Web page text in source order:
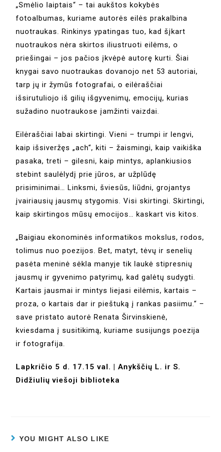
„Smėlio laiptais“ – tai aukštos kokybės
fotoalbumas, kuriame autorės eilės prakalbina
nuotraukas. Rinkinys ypatingas tuo, kad šįkart
nuotraukos nėra skirtos iliustruoti eilėms, o
priešingai – jos pačios įkvėpė autorę kurti. Šiai
knygai savo nuotraukas dovanojo net 53 autoriai,
tarp jų ir žymūs fotografai, o eilėraščiai
išsirutuliojo iš gilių išgyvenimų, emocijų, kurias
sužadino nuotraukose įamžinti vaizdai.
Eilėraščiai labai skirtingi. Vieni – trumpi ir lengvi,
kaip išsiveržęs „ach“, kiti – žaismingi, kaip vaikiška
pasaka, treti – gilesni, kaip mintys, aplankiusios
stebint saulėlydį prie jūros, ar užplūdę
prisiminimai… Linksmi, šviesūs, liūdni, grojantys
įvairiausių jausmų stygomis. Visi skirtingi. Skirtingi,
kaip skirtingos mūsų emocijos… kaskart vis kitos.
„Baigiau ekonominės informatikos mokslus, rodos,
tolimus nuo poezijos. Bet, matyt, tėvų ir senelių
pasėta meninė sėkla manyje tik laukė stipresnių
jausmų ir gyvenimo patyrimų, kad galėtų sudygti.
Kartais jausmai ir mintys liejasi eilėmis, kartais –
proza, o kartais dar ir pieštuką į rankas pasiimu.“ –
save pristato autorė Renata Širvinskienė,
kviesdama į susitikimą, kuriame susijungs poezija
ir fotografija.
Lapkričio 5 d. 17.15 val. | Anykščių L. ir S.
Didžiulių viešoji biblioteka
YOU MIGHT ALSO LIKE